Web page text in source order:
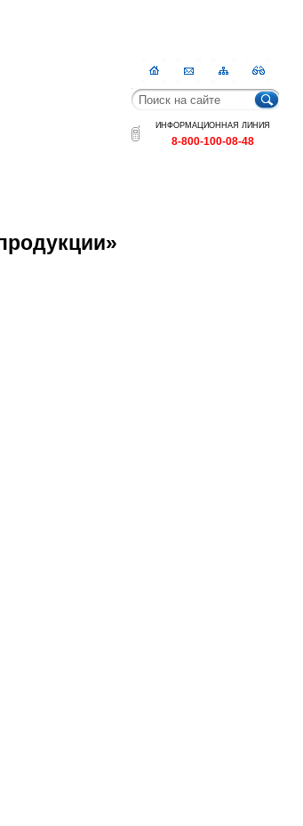
ГлавнаяКонтактыКарта
сайта
RSS
ИНФОРМАЦИОННАЯ ЛИНИЯ
8-800-100-08-48